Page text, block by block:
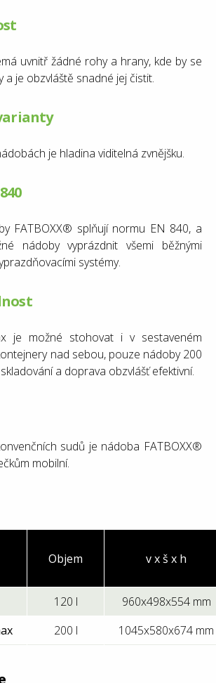
uvnitř žádné rohy a hrany, kde by se
a je obzvláště snadné jej čistit.
je hladina viditelná zvnějšku.
FATBOXX® splňují normu EN 840, a
nádoby vyprázdnit všemi běžnými
systémy.
je možné stohovat i v sestaveném
nad sebou, pouze nádoby 200
a doprava obzvlášť efektivní.
sudů je nádoba FATBOXX®
mobilní.
Objem v x š x h
120 l
960x498x554 mm
200 l 1045x580x674 mm